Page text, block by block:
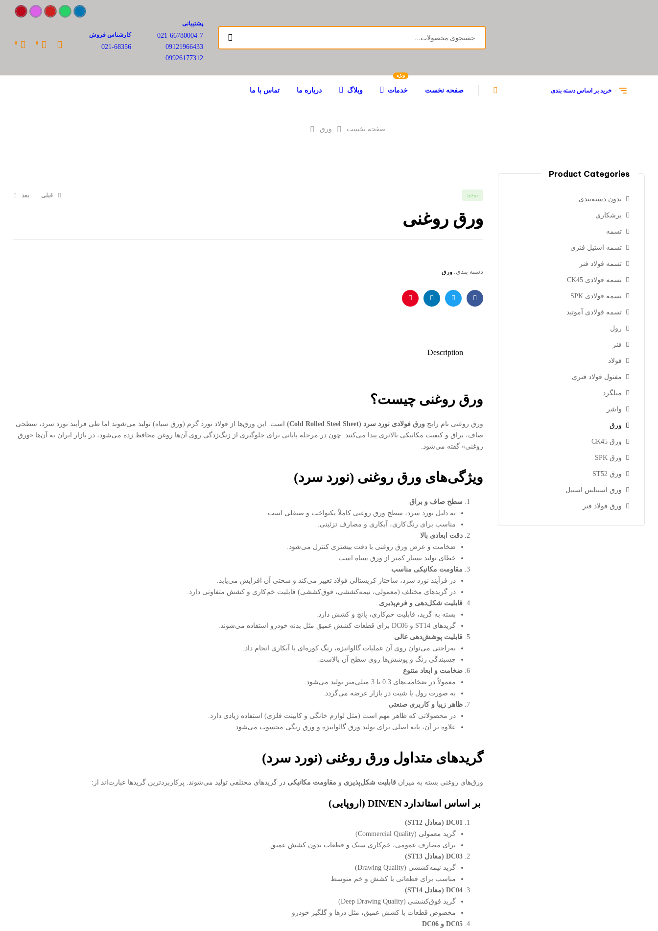
پشتیبانی
021-66780004-7
09121966433
09926177312
کارشناس فروش
021-68356
0
0
خرید بر اساس دسته بندی صفحه نخست خدمات
ویژه
وبلاگ درباره ما تماس با ما
صفحه نخست ورق
موجود قبلی بعد
ورق روغنی
دسته بندی: ورق
فیس توئیتر لینکدینپینترست
Description
ورق روغنی چیست؟
ورق روغنی نام رایج ورق فولادی نورد سرد (Cold Rolled Steel Sheet)
است. این ورق‌ها از فولاد نورد گرم (ورق سیاه) تولید می‌شوند اما طی فرآیند نورد سرد، سطحی
صاف، براق و کیفیت مکانیکی بالاتری پیدا می‌کنند. چون در مرحله پایانی برای جلوگیری از زنگ‌زدگی روی آن‌ها روغن محافظ زده می‌شود، در بازار ایران به آن‌ها «ورق
روغنی» گفته می‌شود.
ویژگی‌های ورق روغنی (نورد سرد)
سطح صاف و براق
به دلیل نورد سرد، سطح ورق روغنی کاملاً یکنواخت و صیقلی است.
مناسب برای رنگ‌کاری، آبکاری و مصارف تزئینی.
دقت ابعادی بالا
ضخامت و عرض ورق روغنی با دقت بیشتری کنترل می‌شود.
خطای تولید بسیار کمتر از ورق سیاه است.
مقاومت مکانیکی مناسب
در فرآیند نورد سرد، ساختار کریستالی فولاد تغییر می‌کند و سختی آن افزایش می‌یابد.
در گریدهای مختلف (معمولی، نیمه‌کششی، فوق‌کششی) قابلیت خم‌کاری و کشش متفاوتی دارد.
قابلیت شکل‌دهی و فرم‌پذیری
بسته به گرید، قابلیت خم‌کاری، پانچ و کشش دارد.
گریدهای ST14 و DC06 برای قطعات کشش عمیق مثل بدنه خودرو استفاده می‌شوند.
قابلیت پوشش‌دهی عالی
به‌راحتی می‌توان روی آن عملیات گالوانیزه، رنگ کوره‌ای یا آبکاری انجام داد.
چسبندگی رنگ و پوشش‌ها روی سطح آن بالاست.
ضخامت و ابعاد متنوع
معمولاً در ضخامت‌های 0.3 تا 3 میلی‌متر تولید می‌شود.
به صورت رول یا شیت در بازار عرضه می‌گردد.
ظاهر زیبا و کاربری صنعتی
در محصولاتی که ظاهر مهم است (مثل لوازم خانگی و کابینت فلزی) استفاده زیادی دارد.
علاوه بر آن، پایه اصلی برای تولید ورق گالوانیزه و ورق رنگی محسوب می‌شود.
گریدهای متداول ورق روغنی (نورد سرد)
ورق‌های روغنی بسته به میزان قابلیت شکل‌پذیری و مقاومت مکانیکی در گریدهای مختلفی تولید می‌شوند. پرکاربردترین گریدها عبارت‌اند از:
بر اساس استاندارد DIN/EN (اروپایی)
DC01 (معادل
)
گرید معمولی (Commercial Quality)
برای مصارف عمومی، خم‌کاری سبک و قطعات بدون کشش عمیق
DC03 (معادل
)
گرید نیمه‌کششی (Drawing Quality)
مناسب برای قطعاتی با کشش و خم متوسط
DC04 (معادل
)
گرید فوق‌کششی (Deep Drawing Quality)
مخصوص قطعات با کشش عمیق، مثل درها و گلگیر خودرو
DC05 و
Product Categories
بدون دسته‌بندی
برشکاری
تسمه
تسمه استیل فنری
تسمه فولاد فنر
تسمه فولادی CK45
تسمه فولادی SPK
تسمه فولادی آموتید
رول
فنر
فولاد
مفتول فولاد فنری
میلگرد
واشر
ورق
ورق CK45
ورق SPK
ورق ST52
ورق استنلس استیل
ورق فولاد فنر